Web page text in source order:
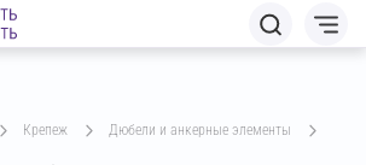
крепеж дюбели и анкерные элементы